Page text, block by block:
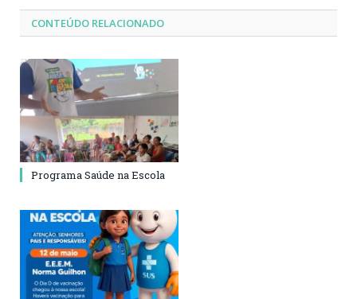
CONTEÚDO RELACIONADO
Programa Saúde na Escola